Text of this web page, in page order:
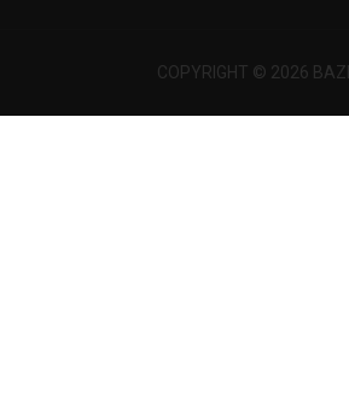
COPYRIGHT © 2026